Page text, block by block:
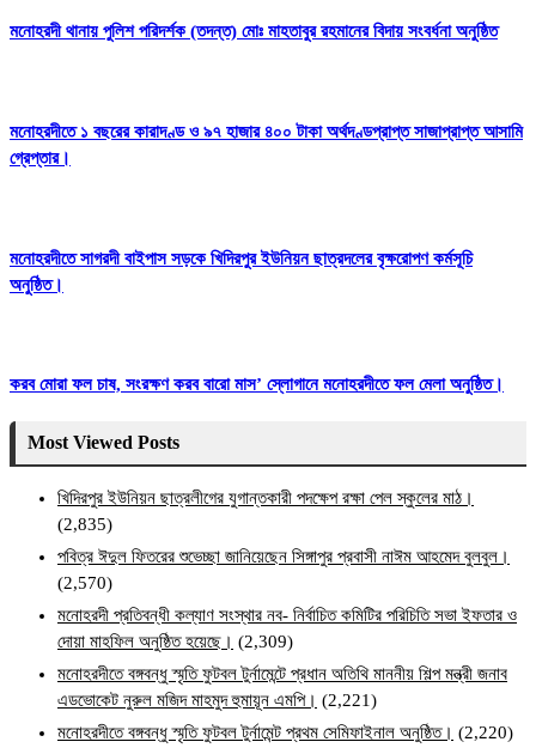
মনোহরদী থানায় পুলিশ পরিদর্শক (তদন্ত) মোঃ মাহতাবুর রহমানের বিদায় সংবর্ধনা অনুষ্ঠিত
মনোহরদীতে ১ বছরের কারাদণ্ড ও ৯৭ হাজার ৪০০ টাকা অর্থদণ্ডপ্রাপ্ত সাজাপ্রাপ্ত আসামি
গ্রেপ্তার।
মনোহরদীতে সাগরদী বাইপাস সড়কে খিদিরপুর ইউনিয়ন ছাত্রদলের বৃক্ষরোপণ কর্মসূচি
অনুষ্ঠিত।
করব মোরা ফল চাষ, সংরক্ষণ করব বারো মাস’ স্লোগানে মনোহরদীতে ফল মেলা অনুষ্ঠিত।
Most Viewed Posts
খিদিরপুর ইউনিয়ন ছাত্রলীগের যুগান্তকারী পদক্ষেপ রক্ষা পেল স্কুলের মাঠ।
(2,835)
পবিত্র ঈদুল ফিতরের শুভেচ্ছা জানিয়েছেন সিঙ্গাপুর প্রবাসী নাঈম আহমেদ বুলবুল।
(2,570)
মনোহরদী প্রতিবন্ধী কল্যাণ সংস্থার নব- নির্বাচিত কমিটির পরিচিতি সভা ইফতার ও
দোয়া মাহফিল অনুষ্ঠিত হয়েছে। (2,309)
মনোহরদীতে বঙ্গবন্ধু স্মৃতি ফুটবল টুর্নামেন্টে প্রধান অতিথি মাননীয় শিল্প মন্ত্রী জনাব
এডভোকেট নুরুল মজিদ মাহমুদ হুমায়ূন এমপি। (2,221)
মনোহরদীতে বঙ্গবন্ধু স্মৃতি ফুটবল টুর্নামেন্ট প্রথম সেমিফাইনাল অনুষ্ঠিত। (2,220)